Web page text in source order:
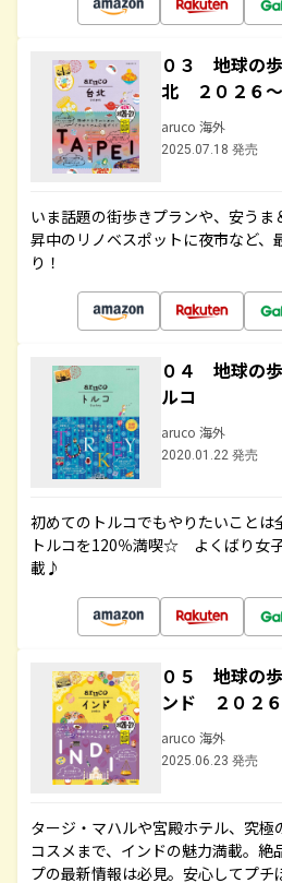
０３ 地球の
北 ２０２６
aruco 海外
2025.07.18 発売
いま話題の街歩きプランや、安う
昇中のリノベスポットに夜市など、
り！
０４ 地球の
ルコ
aruco 海外
2020.01.22 発売
初めてのトルコでもやりたいこと
トルコを120％満喫☆ よくばり女
載♪
０５ 地球の
ンド ２０２
aruco 海外
2025.06.23 発売
タージ・マハルや宮殿ホテル、究極
コスメまで、インドの魅力満載。絶
プの最新情報は必見。安心してプ